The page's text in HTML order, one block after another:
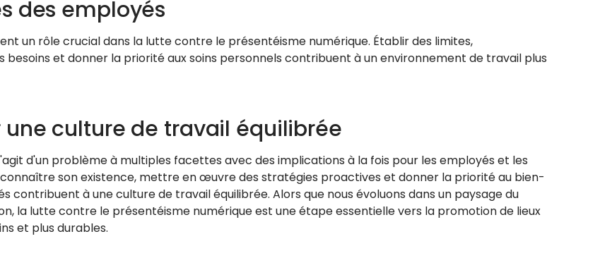
des employés
un rôle crucial dans la lutte contre le présentéisme numérique. Établir des limites,
besoins et donner la priorité aux soins personnels contribuent à un environnement de travail plus
une culture de travail équilibrée
d'un problème à multiples facettes avec des implications à la fois pour les employés et les
son existence, mettre en œuvre des stratégies proactives et donner la priorité au bien-
contribuent à une culture de travail équilibrée. Alors que nous évoluons dans un paysage du
la lutte contre le présentéisme numérique est une étape essentielle vers la promotion de lieux
et plus durables.